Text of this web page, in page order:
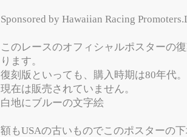
Sponsored by Hawaiian Racing
このレースのオフィシャルポスターの
ります。
復刻版といっても、購入時期は80年代。
現在は販売されていません。
白地にブルーの文字絵
額もUSAの古いものでこのポスターの